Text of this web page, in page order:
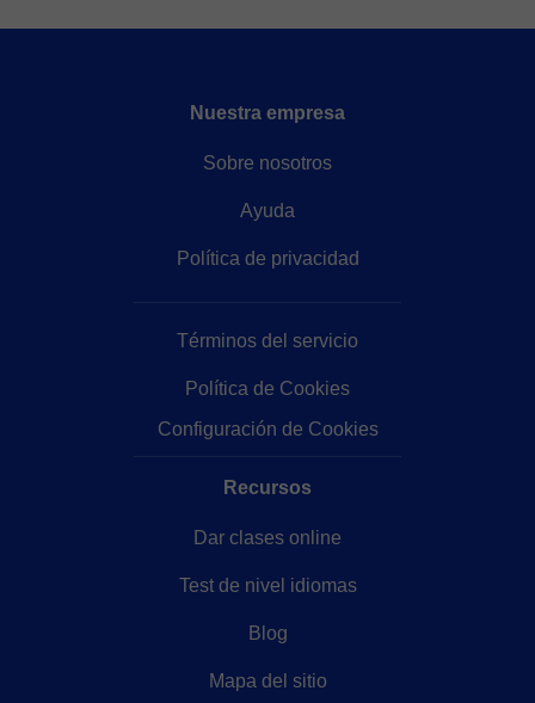
Nuestra empresa
Sobre nosotros
Ayuda
Política de privacidad
Términos del servicio
Política de Cookies
Configuración de Cookies
Recursos
Dar clases online
Test de nivel idiomas
Blog
Mapa del sitio